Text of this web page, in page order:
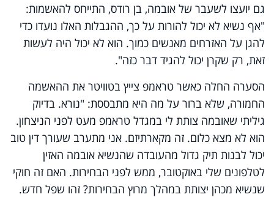
גם יועצו לשעבר של אובמה, בן רודס, התייחס להאשמות:
"אף נשיא לא יכול להורות על כך, ההגבלות האלו נועדו כדי
להגן על האזרחים מאנשים כמוך. הוא לא יכול היה לעשות
זאת, רק שקרן יכול להגיד דבר כזה".
הסערה החלה כאשר טראמפ צייץ בטוויטר את ההאשמה
החמורה, שלא ברור על מה היא מתבססת: "נורא. בדיוק
גיליתי שאובמה צותת לי במגדל טראמפ מעט לפני הניצחון.
הוא לא מצא כלום. זה מקארתיזם. אני מתערב שעורך דין טוב
יכול לבנות תיק גדול מהעובדה שהנשיא אובמה האזין
לטלפונים שלי באוקטובר, ממש לפני הבחירות. האם זה חוקי
שנשיא מכהן יצותת במהלך מרוץ הבחירות? זהו שפל חדש.